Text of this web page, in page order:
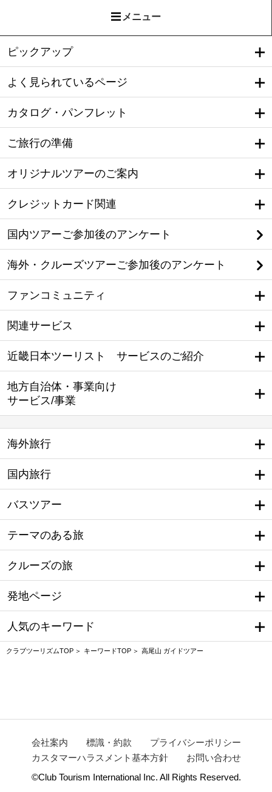
メニュー
ピックアップ
よく見られているページ
カタログ・パンフレット
ご旅行の準備
オリジナルツアーのご案内
クレジットカード関連
国内ツアーご参加後のアンケート
海外・クルーズツアーご参加後のアンケート
ファンコミュニティ
関連サービス
近畿日本ツーリスト サービスのご紹介
地方自治体・事業向け
サービス/事業
海外旅行
国内旅行
バスツアー
テーマのある旅
クルーズの旅
発地ページ
人気のキーワード
クラブツーリズムTOP キーワードTOP 高尾山 ガイドツアー
会社案内 標識・約款
プライバシーポリシー
カスタマーハラスメント基本方針
お問い合わせ
©Club Tourism International Inc. All Rights Reserved.